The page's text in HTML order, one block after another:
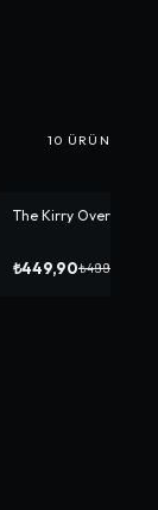
10 ÜRÜN
-%10
The Kirry Oversize
₺449,90₺499,90